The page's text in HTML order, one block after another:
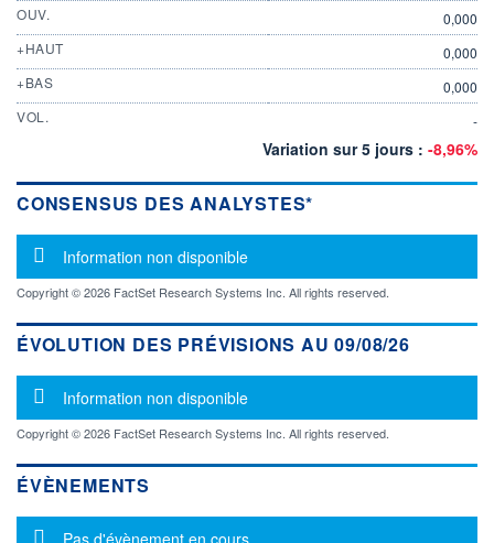
OUV.
0,000
+HAUT
0,000
+BAS
0,000
VOL.
-
Variation sur 5 jours : -8,96%
CONSENSUS DES ANALYSTES*
Message d'information
Information non disponible
Copyright © 2026 FactSet Research Systems Inc. All rights reserved.
ÉVOLUTION DES PRÉVISIONS AU 09/08/26
Message d'information
Information non disponible
Copyright © 2026 FactSet Research Systems Inc. All rights reserved.
ÉVÈNEMENTS
Message d'information
Pas d'évènement en cours